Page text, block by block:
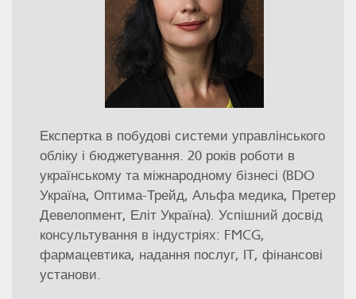
Експертка в побудові системи управлінського
обліку і бюджетування. 20 років роботи в
українському та міжнародному бізнесі (BDO
Україна, Оптима-Трейд, Альфа медика, Претер
Девелопмент, Еліт Україна). Успішний досвід
консультування в індустріях: FMCG,
фармацевтика, надання послуг, IT, фінансові
установи.